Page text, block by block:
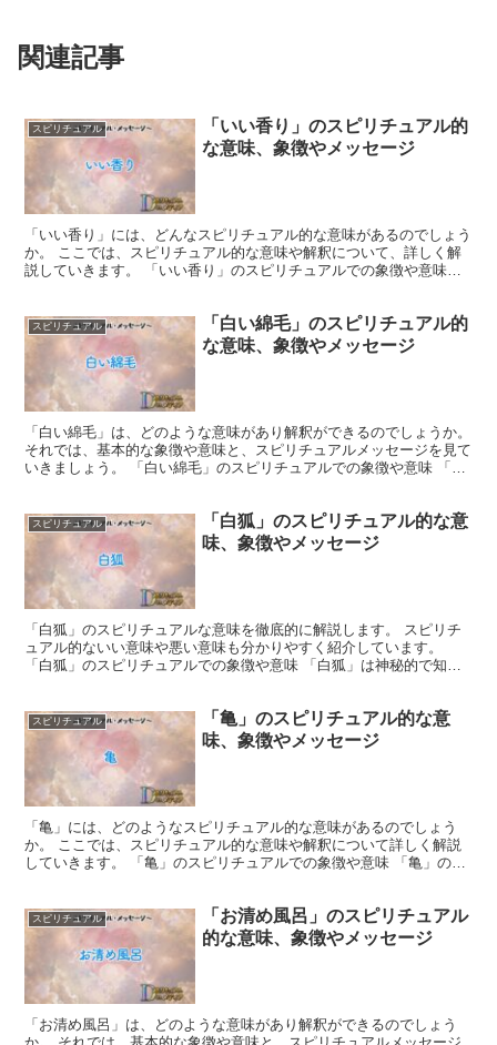
関連記事
スピリチュアル
「いい香り」のスピリチュアル的
な意味、象徴やメッセージ
「いい香り」には、どんなスピリチュアル的な意味があるのでしょう
か。 ここでは、スピリチュアル的な意味や解釈について、詳しく解
説していきます。 「いい香り」のスピリチュアルでの象徴や意味
スピリチュアル
「白い綿毛」のスピリチュアル的
な意味、象徴やメッセージ
「白い綿毛」は、どのような意味があり解釈ができるのでしょうか。
それでは、基本的な象徴や意味と、スピリチュアルメッセージを見て
いきましょう。 「白い綿毛」のスピリチュアルでの象徴や意味 「白
スピリチュアル
「白狐」のスピリチュアル的な意
味、象徴やメッセージ
「白狐」のスピリチュアルな意味を徹底的に解説します。 スピリチ
ュアル的ないい意味や悪い意味も分かりやすく紹介しています。
「白狐」のスピリチュアルでの象徴や意味 「白狐」は神秘的で知恵
スピリチュアル
「亀」のスピリチュアル的な意
味、象徴やメッセージ
「亀」には、どのようなスピリチュアル的な意味があるのでしょう
か。 ここでは、スピリチュアル的な意味や解釈について詳しく解説
していきます。 「亀」のスピリチュアルでの象徴や意味 「亀」の甲
スピリチュアル
「お清め風呂」のスピリチュアル
的な意味、象徴やメッセージ
「お清め風呂」は、どのような意味があり解釈ができるのでしょう